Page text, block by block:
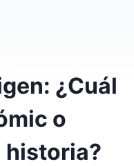
¿Cuál
o
historia?